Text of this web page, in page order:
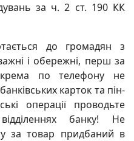
за ч. 2 ст. 190 КК
до громадян з
і обережні, перш за
по телефону не
карток та пін-
операції проводьте
банку! Не
за товар придбаний в